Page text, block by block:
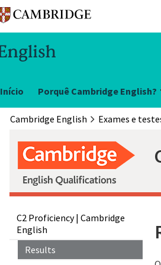
Início Porquê Cambridge English?
Cambridge English
C2 Proficiency | Cambridge
English
Results